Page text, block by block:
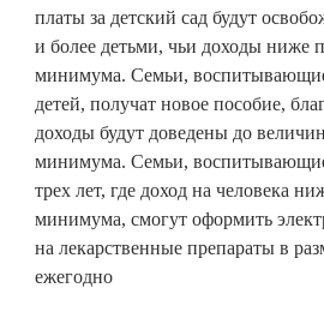
платы за детский сад будут
и более детьми, чьи доходы ниже
минимума. Семьи,
детей, получат новое пособие,
доходы будут доведены до
минимума. Семьи, воспитывающие
трех лет, где доход на человека
минимума, смогут оформить
на лекарственные препараты в
ежегодно